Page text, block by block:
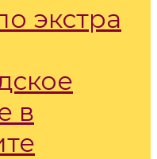
экстра
в